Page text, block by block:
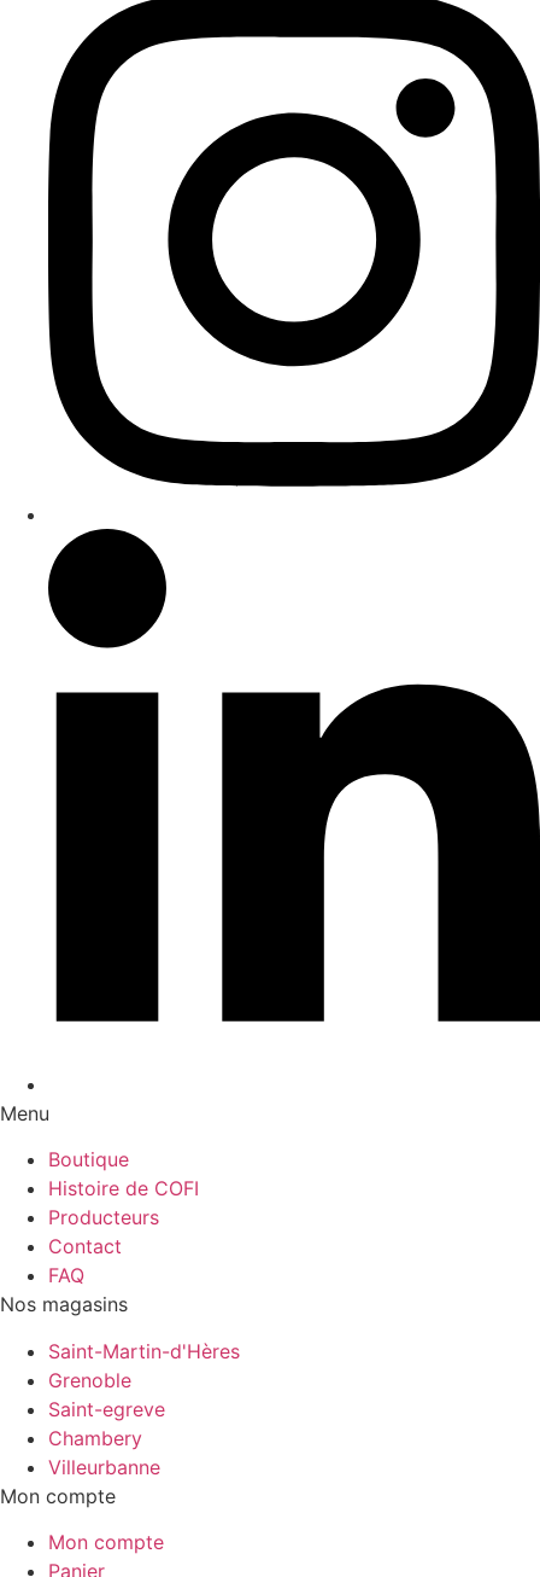
Menu
Boutique
Histoire de COFI
Producteurs
Contact
FAQ
Nos magasins
Saint-Martin-d'Hères
Grenoble
Saint-egreve
Chambery
Villeurbanne
Mon compte
Mon compte
Panier